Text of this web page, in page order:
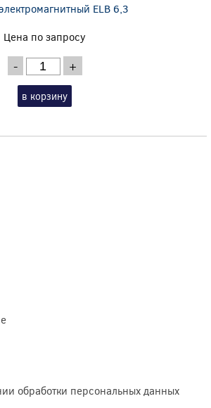
ELB 6,3
Цена по запросу
- +
в корзину
обработки персональных данных